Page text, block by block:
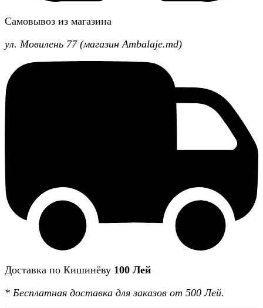
Самовывоз из магазина
ул. Мовилень 77 (магазин Ambalaje.md)
Доставка по Кишинёву 100 Лей
* Бесплатная доставка для заказов от 500 Лей.